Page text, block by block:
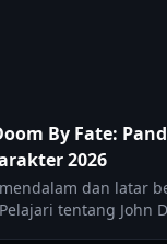
By Fate:
2026
dan latar
tentang John